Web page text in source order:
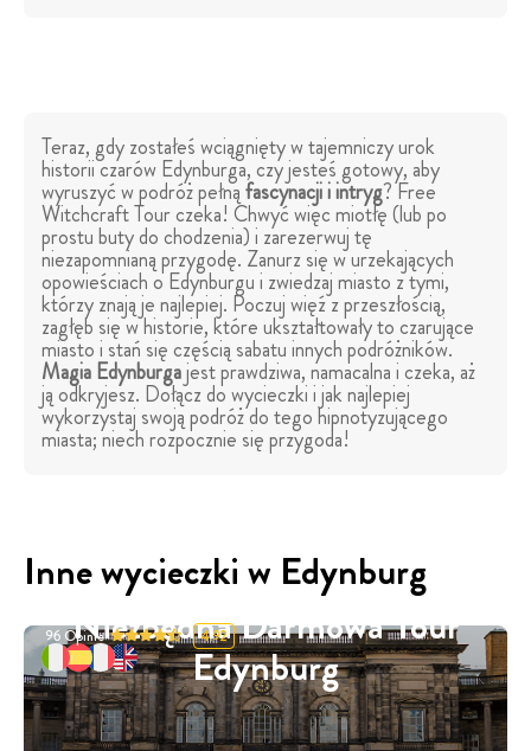
Teraz, gdy zostałeś wciągnięty w tajemniczy urok
historii czarów Edynburga, czy jesteś gotowy, aby
wyruszyć w podróż pełnąfascynacji i intryg? Free
Witchcraft Tour czeka! Chwyć więc miotłę (lub po
prostu buty do chodzenia) i zarezerwuj tę
niezapomnianą przygodę. Zanurz się w urzekających
opowieściach o Edynburgu i zwiedzaj miasto z tymi,
którzy znają je najlepiej. Poczuj więź z przeszłością,
zagłęb się w historie, które ukształtowały to czarujące
miasto i stań się częścią sabatu innych podróżników.
Magia Edynburgajest prawdziwa, namacalna i czeka, aż
ją odkryjesz. Dołącz do wycieczki i jak najlepiej
wykorzystaj swoją podróż do tego hipnotyzującego
miasta; niech rozpocznie się przygoda!
Inne wycieczki w Edynburg
Niezbędna Darmowa Tour
Edynburg
96 Opinie 4.92